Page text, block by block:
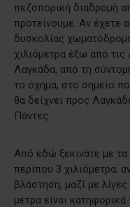
πεζοπορική διαδρομή
προτείνουμε. Αν έχετε
δυσκολίας
χιλιόμετρα έξω από
Λαγκάδα, από τη
το όχημα, στο σημείο
θα δείχνει προς
Πάντες.
Από εδώ ξεκινάτε με τα
περίπου 3 χιλιόμετρα,
βλάστηση, μαζί με
μέτρα είναι